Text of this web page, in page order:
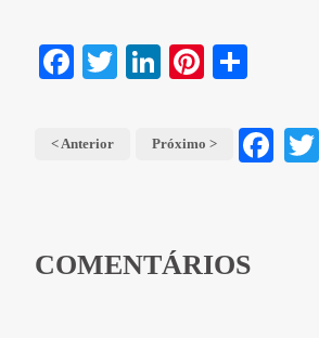
Facebook
Twitter
LinkedIn
Pinterest
< Anterior Próximo > FacebookTwitter
COMENTÁRIOS